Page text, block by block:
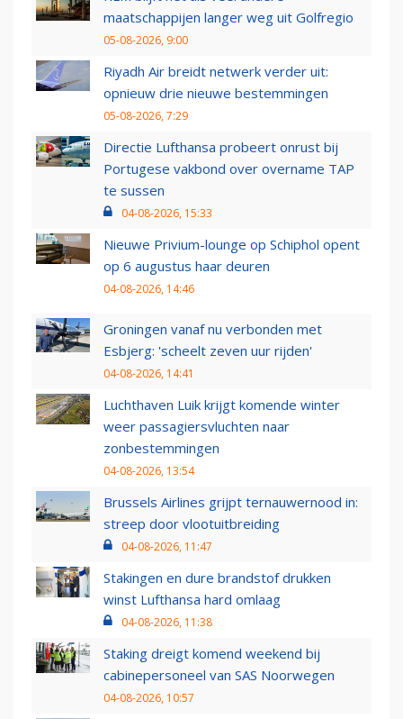
maatschappijen langer weg uit Golfregio
05-08-2026, 9:00
Riyadh Air breidt netwerk verder uit:
opnieuw drie nieuwe bestemmingen
05-08-2026, 7:29
Directie Lufthansa probeert onrust bij
Portugese vakbond over overname TAP
te sussen
04-08-2026, 15:33
Nieuwe Privium-lounge op Schiphol opent
op 6 augustus haar deuren
04-08-2026, 14:46
Groningen vanaf nu verbonden met
Esbjerg: 'scheelt zeven uur rijden'
04-08-2026, 14:41
Luchthaven Luik krijgt komende winter
weer passagiersvluchten naar
zonbestemmingen
04-08-2026, 13:54
Brussels Airlines grijpt ternauwernood in:
streep door vlootuitbreiding
04-08-2026, 11:47
Stakingen en dure brandstof drukken
winst Lufthansa hard omlaag
04-08-2026, 11:38
Staking dreigt komend weekend bij
cabinepersoneel van SAS Noorwegen
04-08-2026, 10:57